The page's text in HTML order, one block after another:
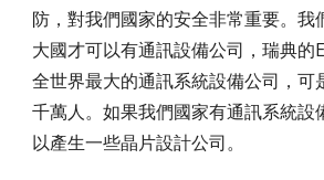
防，對我們國家的安全非常重要。我
大國才可以有通訊設備公司，瑞典的
全世界最大的通訊系統設備公司，可
千萬人。如果我們國家有通訊系統設
以產生一些晶片設計公司。